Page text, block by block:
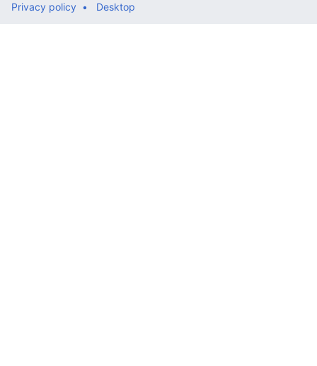
Privacy policy
Desktop